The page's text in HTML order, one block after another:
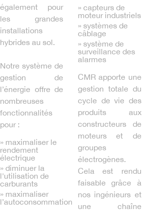
également pour
les grandes
installations
hybrides au sol.
Notre système de
gestion de
l’énergie offre de
nombreuses
fonctionnalités
pour :
» maximaliser le
rendement
électrique
» diminuer la
l'utilisation de
carburants
» maximaliser
l’autoconsommation
» capteurs de
moteur industriels
» systèmes de
câblage
» système de
surveillance des
alarmes
CMR apporte une
gestion totale du
cycle de vie des
produits aux
constructeurs de
moteurs et de
groupes
électrogènes.
Cela est rendu
faisable grâce à
nos ingénieurs et
une chaîne